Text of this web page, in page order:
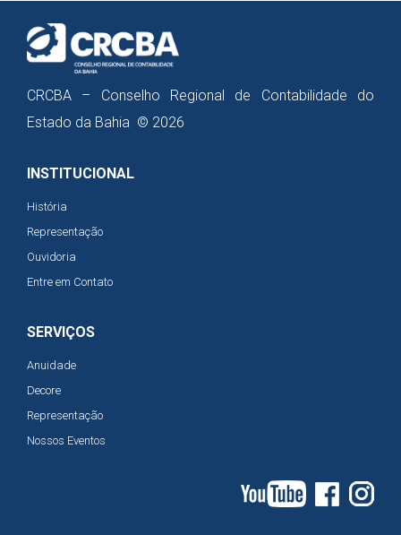
CRCBA – Conselho Regional de Contabilidade do
Estado da Bahia © 2026
INSTITUCIONAL
História
Representação
Ouvidoria
Entre em Contato
SERVIÇOS
Anuidade
Decore
Representação
Nossos Eventos